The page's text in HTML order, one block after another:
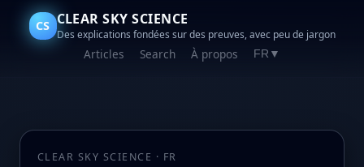
CS CLEAR SKY SCIENCE
Des explications fondées sur des preuves, avec peu de jargon
Articles Search À propos FR ▼
CLEAR SKY SCIENCE · FR